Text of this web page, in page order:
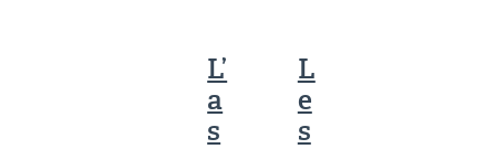
L’
a
s
L
e
s